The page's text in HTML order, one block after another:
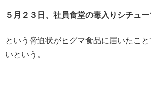
５月２３日、社員食堂の毒入りシチュ
という脅迫状がヒグマ食品に届いたこ
いという。